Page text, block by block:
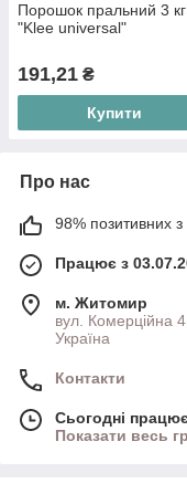
Порошок пральний 3 кг
"Klee universal"
191,21 ₴
Купити
Про нас
98% позитивних з
Працює з
м. Житомир
вул. Комерційна
Україна
Контакти
Сьогодні
Показати весь